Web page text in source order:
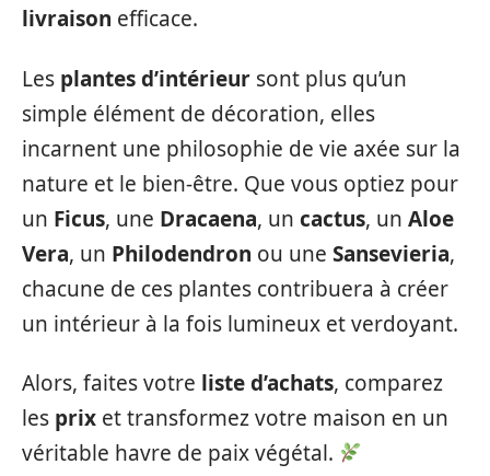
livraison efficace.
Les plantes d’intérieur sont plus qu’un
simple élément de décoration, elles
incarnent une philosophie de vie axée sur la
nature et le bien-être. Que vous optiez pour
un Ficus, une Dracaena, un cactus, un Aloe
Vera, un Philodendron ou une Sansevieria,
chacune de ces plantes contribuera à créer
un intérieur à la fois lumineux et verdoyant.
Alors, faites votre liste d’achats, comparez
les prix et transformez votre maison en un
véritable havre de paix végétal.